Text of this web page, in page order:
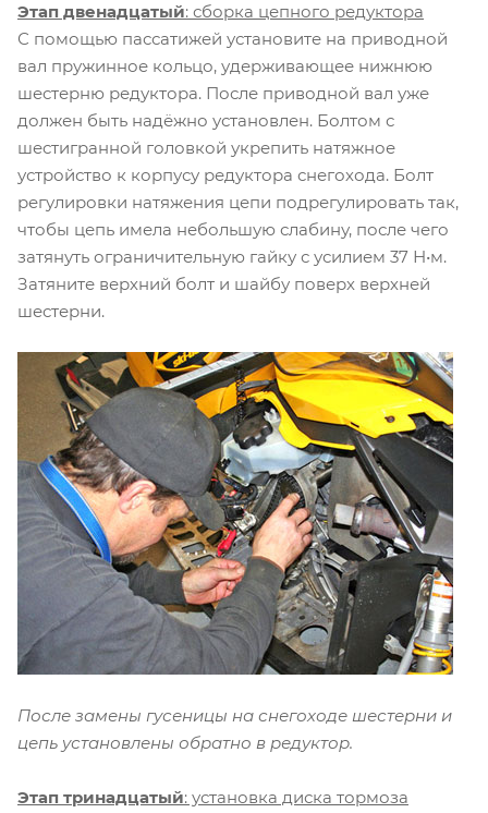
Этап двенадцатый: сборка цепного редуктора
С помощью пассатижей установите на приводной
вал пружинное кольцо, удерживающее нижнюю
шестерню редуктора. После приводной вал уже
должен быть надёжно установлен. Болтом с
шестигранной головкой укрепить натяжное
устройство к корпусу редуктора снегохода. Болт
регулировки натяжения цепи подрегулировать так,
чтобы цепь имела небольшую слабину, после чего
затянуть ограничительную гайку с усилием 37 Н•м.
Затяните верхний болт и шайбу поверх верхней
шестерни.
После замены гусеницы на снегоходе шестерни и
цепь установлены обратно в редуктор.
Этап тринадцатый: установка диска тормоза